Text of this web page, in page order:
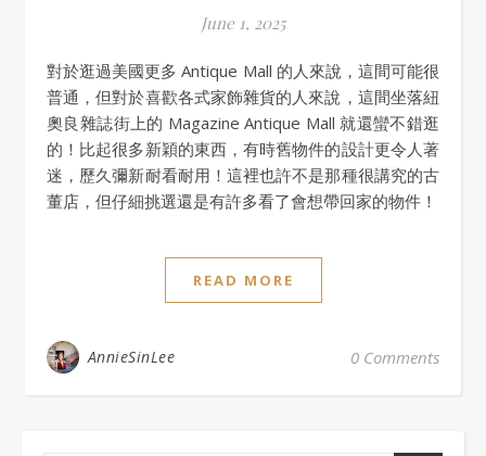
June 1, 2025
對於逛過美國更多 Antique Mall 的人來說，這間可能很
普通，但對於喜歡各式家飾雜貨的人來說，這間坐落紐
奧良雜誌街上的 Magazine Antique Mall 就還蠻不錯逛
的！比起很多新穎的東西，有時舊物件的設計更令人著
迷，歷久彌新耐看耐用！這裡也許不是那種很講究的古
董店，但仔細挑選還是有許多看了會想帶回家的物件！
READ MORE
AnnieSinLee 0 Comments